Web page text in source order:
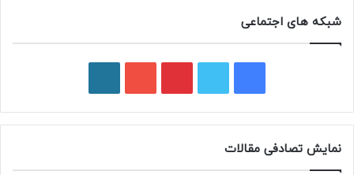
شبکه های اجتماعی
نمایش تصادفی مقالات